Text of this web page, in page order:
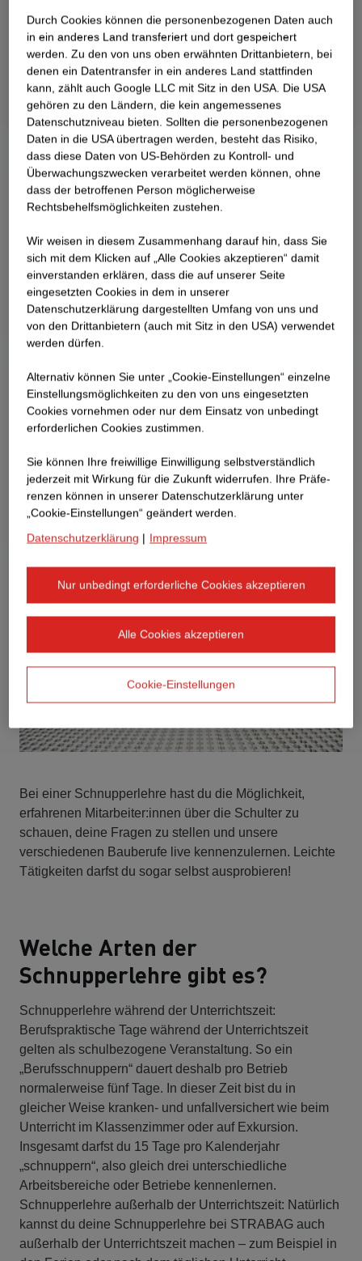
Bei einer Schnupperlehre hast du die Möglichkeit,
erfahrenen Mitarbeiter:innen über die Schulter zu
schauen, deine Fragen zu stellen und unsere
verschiedenen Bauberufe live kennenzulernen. Leichte
Tätigkeiten darfst du sogar selbst ausprobieren!
Welche Arten der
Schnupperlehre gibt es?
Schnupperlehre während der Unterrichtszeit:
Berufspraktische Tage während der Unterrichtszeit
gelten als schulbezogene Veranstaltung. So ein
„Berufsschnuppern“ dauert deshalb pro Betrieb
normalerweise fünf Tage. In dieser Zeit bist du in
gleicher Weise kranken- und unfallversichert wie beim
Unterricht im Klassenzimmer oder auf Exkursion.
Insgesamt darfst du 15 Tage pro Kalenderjahr
„schnuppern“, also gleich drei unterschiedliche
Arbeitsbereiche oder Betriebe kennenlernen.
Schnupperlehre außerhalb der Unterrichtszeit: Natürlich
kannst du deine Schnupperlehre bei STRABAG auch
außerhalb der Unterrichtszeit machen – zum Beispiel in
Durch Cookies können die personenbezogenen Daten auch
in ein anderes Land transferiert und dort gespeichert
werden. Zu den von uns oben erwähnten Drittanbietern, bei
denen ein Datentransfer in ein anderes Land stattfinden
kann, zählt auch Google LLC mit Sitz in den USA. Die USA
gehören zu den Ländern, die kein angemessenes
Datenschutzniveau bieten. Sollten die personenbezogenen
Daten in die USA übertragen werden, besteht das Risiko,
dass diese Daten von US-Behörden zu Kontroll- und
Überwachungszwecken verarbeitet werden können, ohne
dass der betroffenen Person möglicherweise
Rechtsbehelfsmöglichkeiten zustehen.
Wir weisen in diesem Zusammenhang darauf hin, dass Sie
sich mit dem Klicken auf „Alle Cookies akzeptieren“ damit
ein­ver­standen erklären, dass die auf unserer Seite
eingesetzten Cookies in dem in unserer
Datenschutzerklärung dargestellten Umfang von uns und
von den Drittanbietern (auch mit Sitz in den USA) verwendet
werden dürfen.
Alternativ können Sie unter „Cookie-Einstellungen“ einzelne
Einstellungsmöglichkeiten zu den von uns eingesetzten
Cookies vornehmen oder nur dem Einsatz von unbedingt
erforderlichen Cookies zustimmen.
Sie können Ihre freiwillige Einwilligung selbstverständlich
jederzeit mit Wirkung für die Zukunft widerrufen. Ihre Prä­fe­
renzen können in unserer Datenschutzerklärung unter
„Cookie-Einstellungen“ geändert werden.
Datenschutzerklärung | Impressum
Nur unbedingt erforderliche Cookies akzeptieren
Alle Cookies akzeptieren
Cookie-Einstellungen